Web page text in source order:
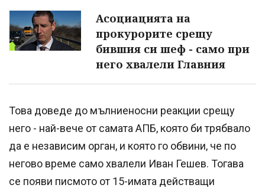
Асоциацията на
прокурорите срещу
бившия си шеф - само при
него хвалели Главния
Това доведе до мълниеносни реакции срещу
него - най-вече от самата АПБ, която би трябвало
да е независим орган, и която го обвини, че по
негово време само хвалели Иван Гешев. Тогава
се появи писмото от 15-имата действащи